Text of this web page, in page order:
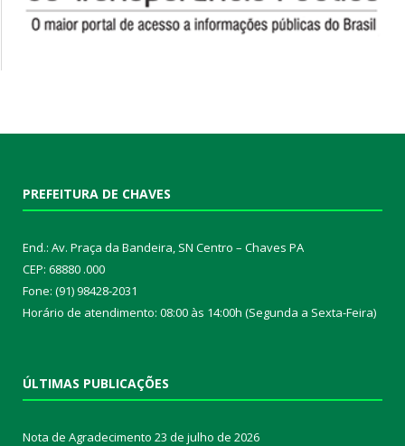
PREFEITURA DE CHAVES
End.: Av. Praça da Bandeira, SN Centro – Chaves PA
CEP: 68880 .000
Fone: (91) 98428-2031
Horário de atendimento: 08:00 às 14:00h (Segunda a Sexta-Feira)
ÚLTIMAS PUBLICAÇÕES
Nota de Agradecimento 23 de julho de 2026